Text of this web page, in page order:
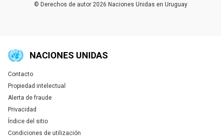
© Derechos de autor 2026 Naciones Unidas en Uruguay
NACIONES UNIDAS
Global U.N. menu
Contacto
Propiedad intelectual
Alerta de fraude
Privacidad
Índice del sitio
Condiciones de utilización